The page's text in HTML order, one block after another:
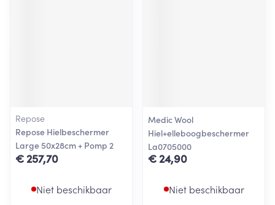
Repose
Repose Hielbeschermer
Large 50x28cm + Pomp 2
€ 257,70
Niet beschikbaar
Medic Wool
Hiel+elleboogbeschermer
La0705000
€ 24,90
Niet beschikbaar